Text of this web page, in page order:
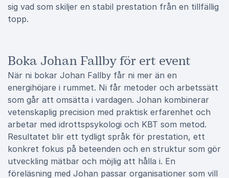
sig vad som skiljer en stabil prestation från en tillfällig
topp.
Boka Johan Fallby för ert event
När ni bokar Johan Fallby får ni mer än en
energihöjare i rummet. Ni får metoder och arbetssätt
som går att omsätta i vardagen. Johan kombinerar
vetenskaplig precision med praktisk erfarenhet och
arbetar med idrottspsykologi och KBT som metod.
Resultatet blir ett tydligt språk för prestation, ett
konkret fokus på beteenden och en struktur som gör
utveckling mätbar och möjlig att hålla i. En
föreläsning med Johan passar organisationer som vill